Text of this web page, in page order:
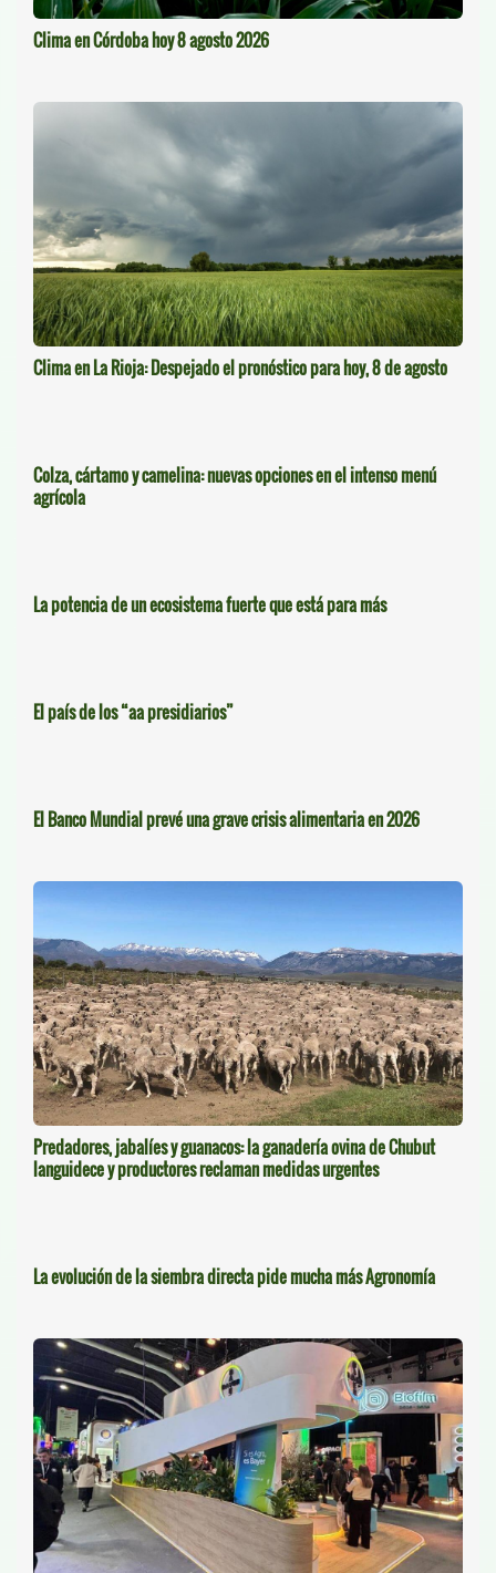
Clima en Córdoba hoy 8 agosto 2026
Clima en La Rioja: Despejado el pronóstico para hoy, 8 de agosto
Colza, cártamo y camelina: nuevas opciones en el intenso menú
agrícola
La potencia de un ecosistema fuerte que está para más
El país de los “aa presidiarios”
El Banco Mundial prevé una grave crisis alimentaria en 2026
Predadores, jabalíes y guanacos: la ganadería ovina de Chubut
languidece y productores reclaman medidas urgentes
La evolución de la siembra directa pide mucha más Agronomía